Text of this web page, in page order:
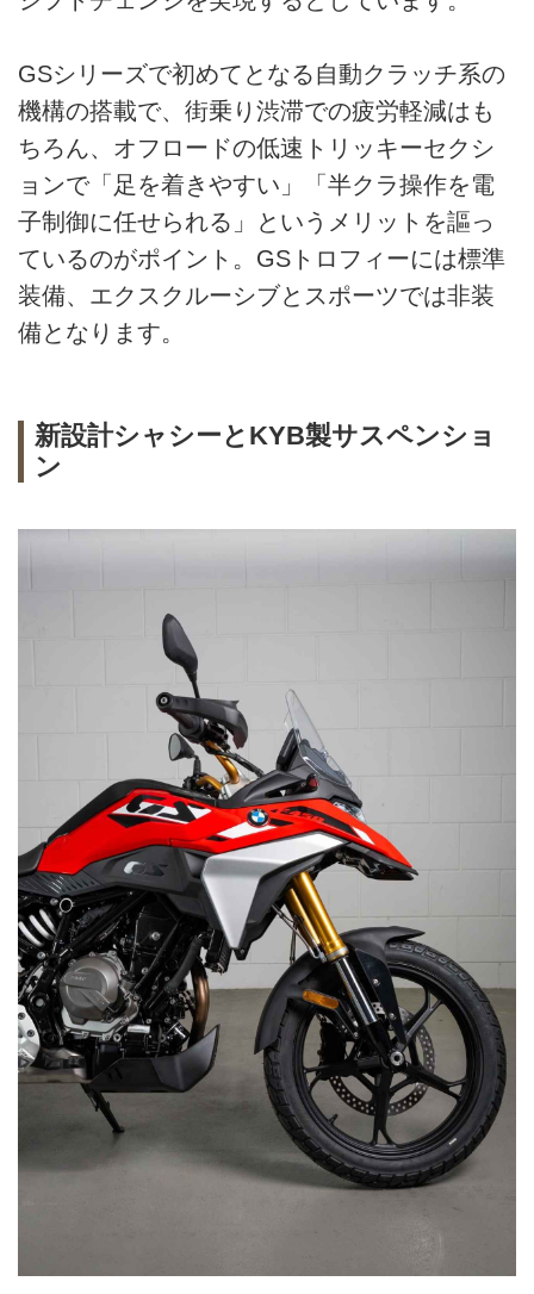
GSシリーズで初めてとなる自動クラッチ系の
機構の搭載で、街乗り渋滞での疲労軽減はも
ちろん、オフロードの低速トリッキーセクシ
ョンで「足を着きやすい」「半クラ操作を電
子制御に任せられる」というメリットを謳っ
ているのがポイント。GSトロフィーには標準
装備、エクスクルーシブとスポーツでは非装
備となります。
新設計シャシーとKYB製サスペンショ
ン